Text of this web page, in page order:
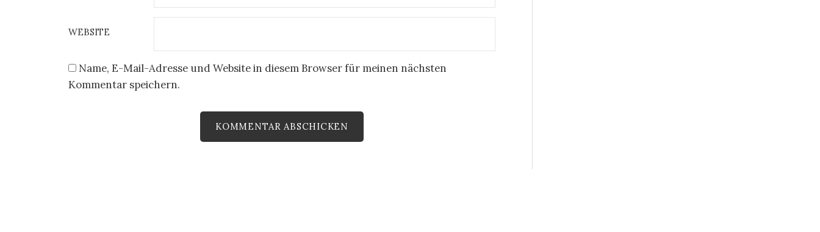
WEBSITE
Name, E-Mail-Adresse und Website in diesem Browser für meinen nächsten
Kommentar speichern.